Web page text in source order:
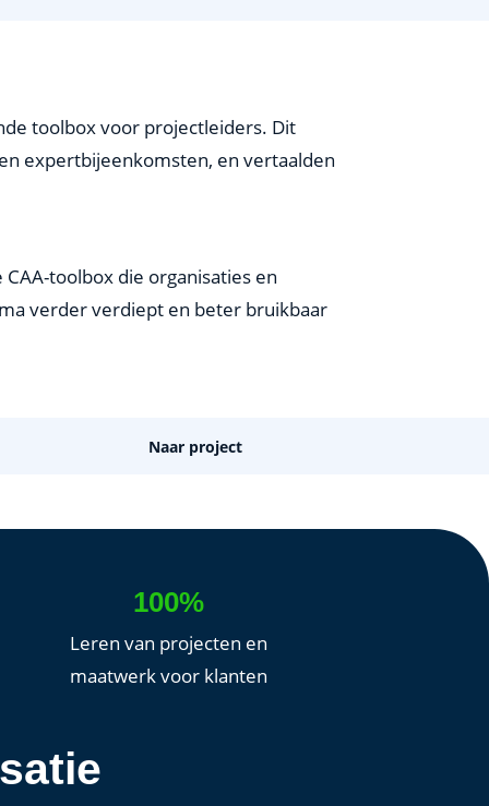
toolbox voor projectleiders. Dit
expertbijeenkomsten, en vertaalden
toolbox die organisaties en
verder verdiept en beter bruikbaar
Naar project
100%
Leren van projecten en
maatwerk voor klanten